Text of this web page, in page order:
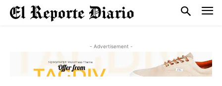
- Advertisement -